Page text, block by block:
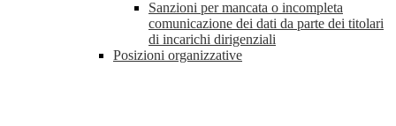
Sanzioni per mancata o incompleta
comunicazione dei dati da parte dei titolari
di incarichi dirigenziali
Posizioni organizzative